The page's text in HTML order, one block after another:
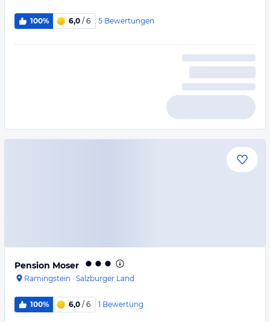
100% 6,0 / 6 5 Bewertungen
Pension Moser
Ramingstein · Salzburger Land
100% 6,0 / 6 1 Bewertung